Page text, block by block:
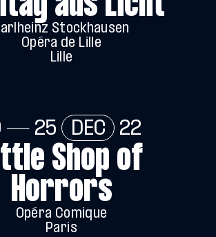
Stockhausen
Opéra de Lille
Lille
— 25 DEC 22
Shop of
Horrors
Opéra Comique
Paris